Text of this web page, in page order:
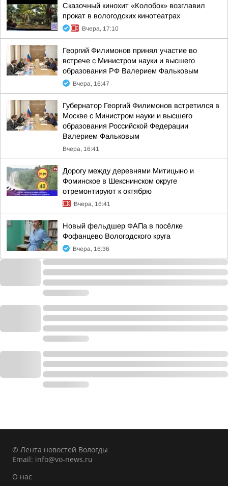
Сказочный кинохит «Колобок» возглавил
прокат в вологодских кинотеатрах
Вчера, 17:10
Георгий Филимонов принял участие во
встрече с Министром науки и высшего
образования РФ Валерием Фальковым
Вчера, 16:47
Губернатор Георгий Филимонов встретился в
Москве с Министром науки и высшего
образования Российской Федерации
Валерием Фальковым
Вчера, 16:41
Дорогу между деревнями Митицыно и
Фоминское в Шекснинском округе
отремонтируют к октябрю
Вчера, 16:41
Новый фельдшер ФАПа в посёлке
Фофанцево Вологодского круга
Вчера, 16:36
© Лента новостей Вологды
Email: info@vo-news.ru
О нас